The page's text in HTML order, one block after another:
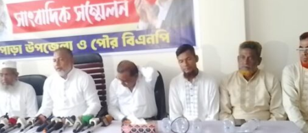
আর্কাইভ থেকে
অন্তর্বর্তী সরকারের সময়ের
অধ্যাদেশ সংসদে উপস্থাপন
করা হবে
আর্কাইভ থেকে
প্রধানমন্ত্রীর সঙ্গে সৌদি